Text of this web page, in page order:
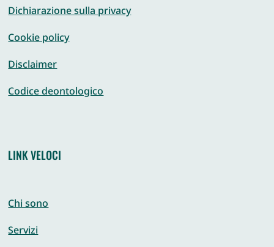
Dichiarazione sulla privacy
Cookie policy
Disclaimer
Codice deontologico
LINK VELOCI
Chi sono
Servizi